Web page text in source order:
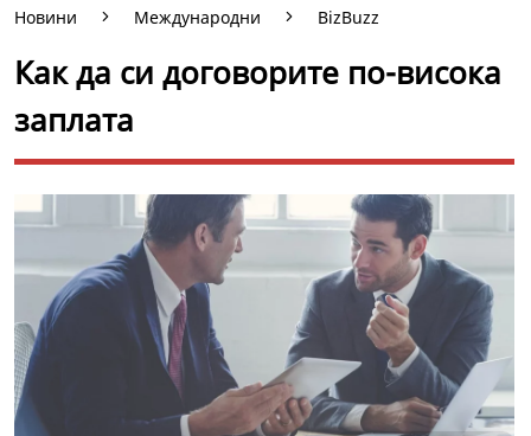
Новини Международни BizBuzz
Как да си договорите по-висока
заплата